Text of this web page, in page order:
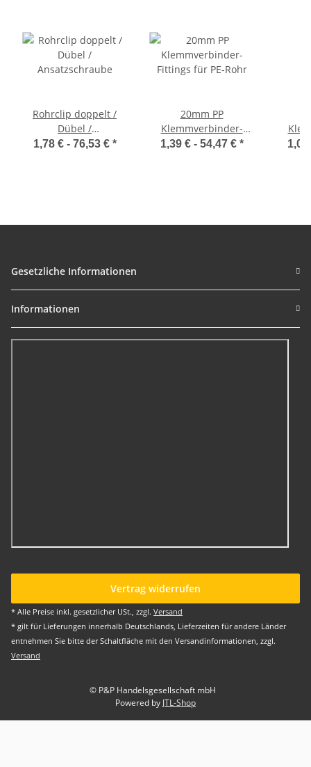
Rohrclip doppelt /
Dübel /
Ansatzschraube
1,78 € - 76,53 € *
20mm PP
Klemmverbinder-
Fittings für PE-Rohr
1,39 € - 54,47 € *
Gesetzliche Informationen
Informationen
Vertrag widerrufen
* Alle Preise inkl. gesetzlicher USt., zzgl. Versand
* gilt für Lieferungen innerhalb Deutschlands, Lieferzeiten für andere Länder
entnehmen Sie bitte der Schaltfläche mit den Versandinformationen, zzgl.
Versand
© P&P Handelsgesellschaft mbH
Powered by JTL-Shop